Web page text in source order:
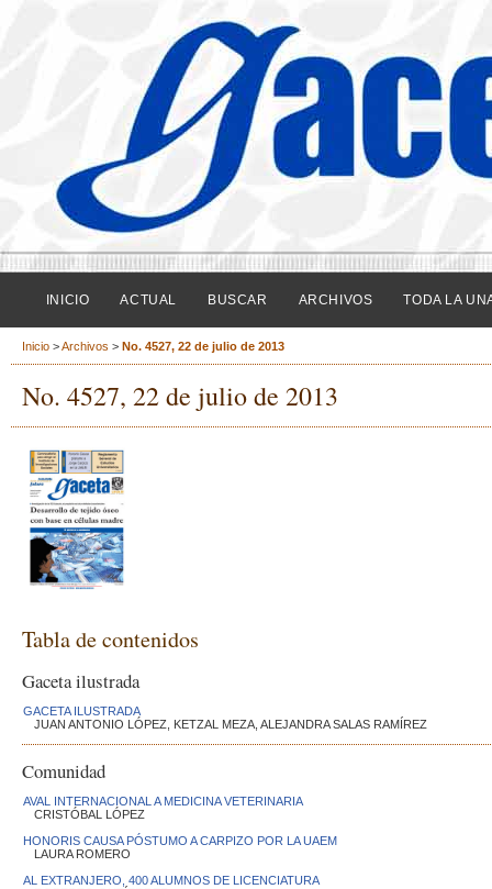
INICIO ACTUAL BUSCAR ARCHIVOS TODA LA
Inicio >Archivos > No. 4527, 22 de julio de 2013
No. 4527, 22 de julio de 2013
Tabla de contenidos
Gaceta ilustrada
GACETA ILUSTRADA
JUAN ANTONIO LÓPEZ, KETZAL MEZA, ALEJANDRA SALAS RAMÍREZ
Comunidad
AVAL INTERNACIONAL A MEDICINA VETERINARIA
CRISTÓBAL LÓPEZ
HONORIS CAUSA PÓSTUMO A CARPIZO POR LA UAEM
LAURA ROMERO
AL EXTRANJERO, 400 ALUMNOS DE LICENCIATURA